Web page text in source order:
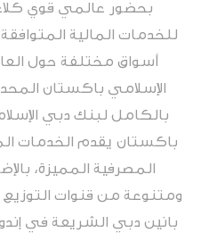
بحضور عالمي قوي
للخدمات المالیة
أسواق مختلفة حول
الإسلامي باكستان
بالكامل لبنك دبي
باكستان یقدم الخدمات
المصرفیة الممیزة،
ومتنوعة من قنوات